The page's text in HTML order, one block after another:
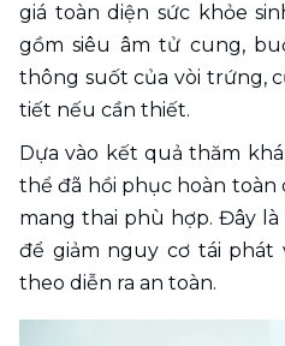
giá toàn diện sức khỏe
gồm siêu âm tử cung,
thông suốt của vòi trứng,
tiết nếu cần thiết.
Dựa vào kết quả thăm
thể đã hồi phục hoàn toàn
mang thai phù hợp. Đây
để giảm nguy cơ tái phát
theo diễn ra an toàn.